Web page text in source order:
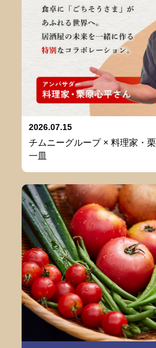
2026.07.15
チムニーグループ × 料理家・
一皿